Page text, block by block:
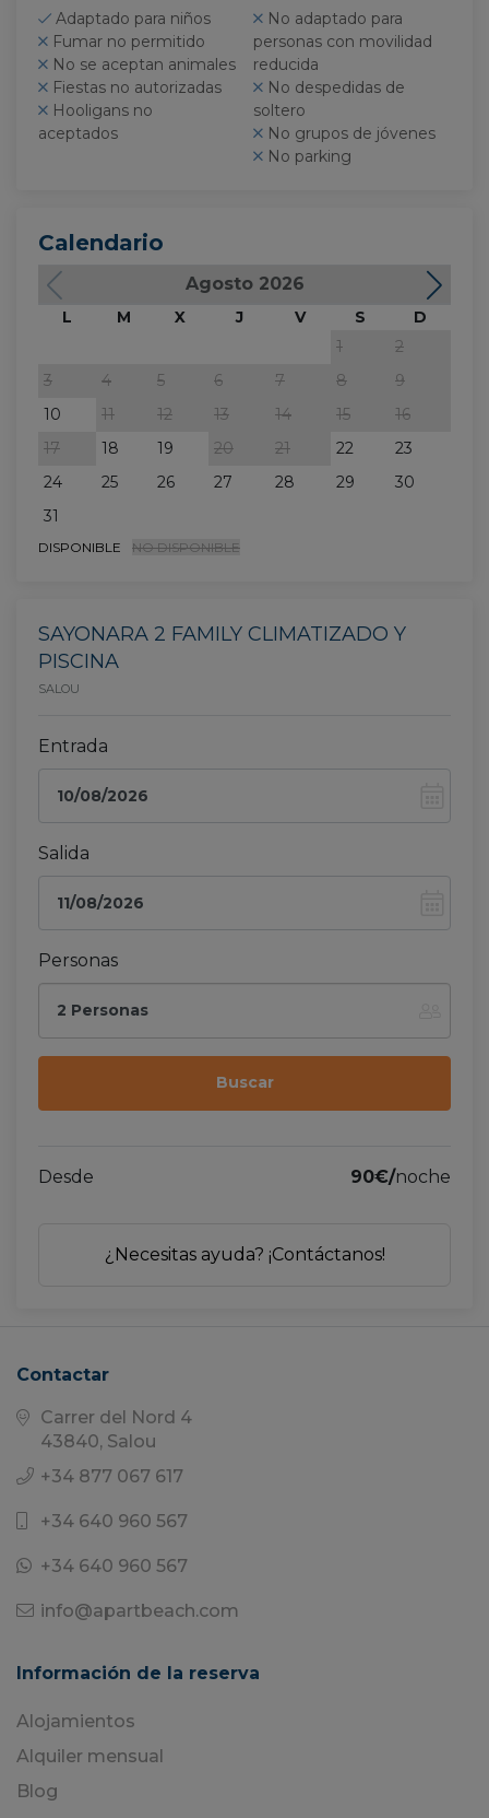
Adaptado para niños
Fumar no permitido
No se aceptan animales
Fiestas no autorizadas
aceptados
personas con movilidad
reducida
soltero
No grupos de jóvenes
No parking
Calendario
Agosto 2026
L M X J V S
D
1
2
3
4 5 6 7 8
9
10
11 12 13 14 15
16
17
18 19 20 21 22
23
24
25 26 27 28 29
30
31
DISPONIBLE NO DISPONIBLE
SAYONARA 2 FAMILY CLIMATIZADO Y
PISCINA
SALOU
Entrada
Salida
Personas
2 Personas
Desde 90€/noche
¿Necesitas ayuda? ¡Contáctanos!
Contactar
Carrer del Nord 4
43840, Salou
+34 877 067 617
+34 640 960 567
+34 640 960 567
info@apartbeach.com
Información de la reserva
Alojamientos
Alquiler mensual
Blog